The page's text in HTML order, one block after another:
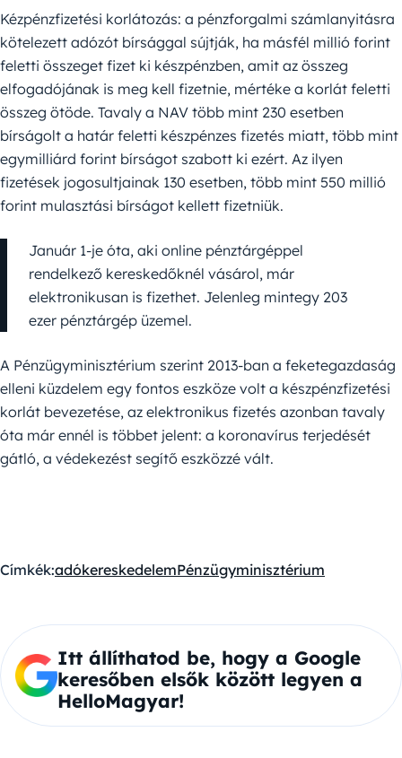
Kézpénzfizetési korlátozás: a pénzforgalmi számlanyitásra
kötelezett adózót bírsággal sújtják, ha másfél millió forint
feletti összeget fizet ki készpénzben, amit az összeg
elfogadójának is meg kell fizetnie, mértéke a korlát feletti
összeg ötöde. Tavaly a NAV több mint 230 esetben
bírságolt a határ feletti készpénzes fizetés miatt, több mint
egymilliárd forint bírságot szabott ki ezért. Az ilyen
fizetések jogosultjainak 130 esetben, több mint 550 millió
forint mulasztási bírságot kellett fizetniük.
Január 1-je óta, aki online pénztárgéppel
rendelkező kereskedőknél vásárol, már
elektronikusan is fizethet. Jelenleg mintegy 203
ezer pénztárgép üzemel.
A Pénzügyminisztérium szerint 2013-ban a feketegazdaság
elleni küzdelem egy fontos eszköze volt a készpénzfizetési
korlát bevezetése, az elektronikus fizetés azonban tavaly
óta már ennél is többet jelent: a koronavírus terjedését
gátló, a védekezést segítő eszközzé vált.
Címkék:adókereskedelemPénzügyminisztérium
Itt állíthatod be, hogy a Google
keresőben elsők között legyen a
HelloMagyar!